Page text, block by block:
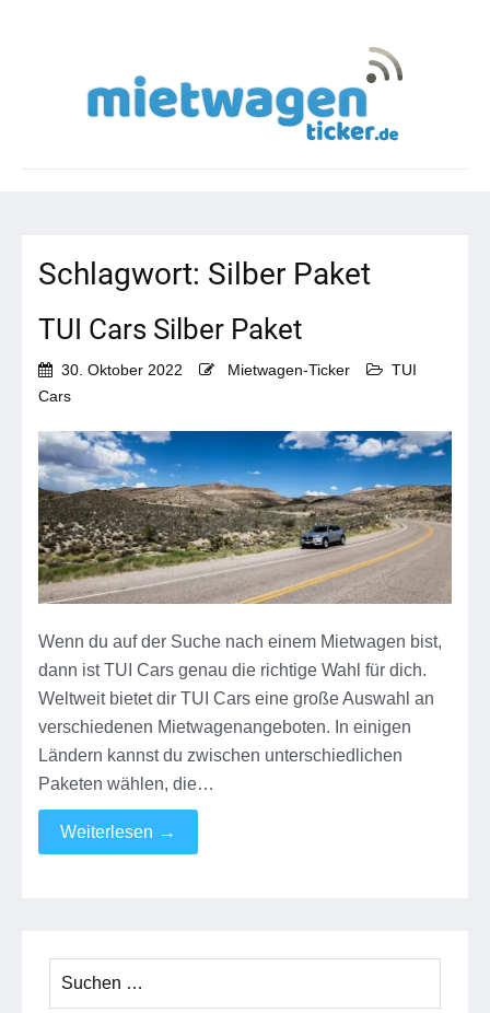
Schlagwort: Silber Paket
TUI Cars Silber Paket
30. Oktober 2022 Mietwagen-Ticker
TUI
Cars
Wenn du auf der Suche nach einem Mietwagen bist,
dann ist TUI Cars genau die richtige Wahl für dich.
Weltweit bietet dir TUI Cars eine große Auswahl an
verschiedenen Mietwagenangeboten. In einigen
Ländern kannst du zwischen unterschiedlichen
Paketen wählen, die…
Weiterlesen →